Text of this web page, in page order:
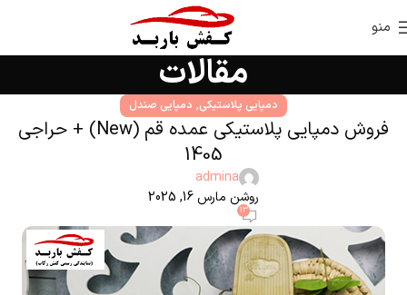
منو
مقالات
دمپایی پلاستیکی, دمپایی صندل
فروش دمپایی پلاستیکی عمده قم (New) + حراجی
1405
admina
روشن مارس 16, 2025
13